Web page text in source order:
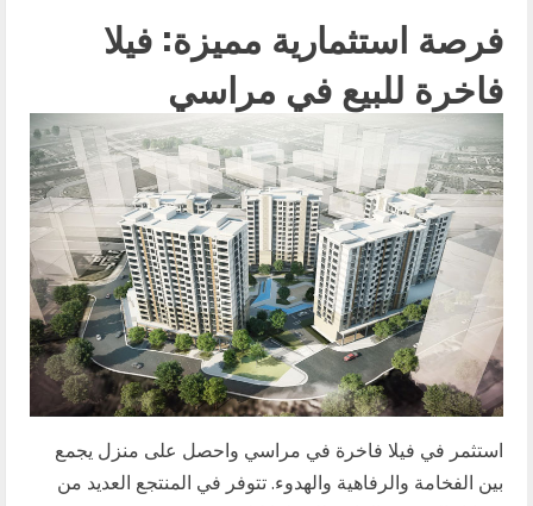
فرصة استثمارية مميزة: فيلا
فاخرة للبيع في مراسي
استثمر في فيلا فاخرة في مراسي واحصل على منزل يجمع
بين الفخامة والرفاهية والهدوء. تتوفر في المنتجع العديد من